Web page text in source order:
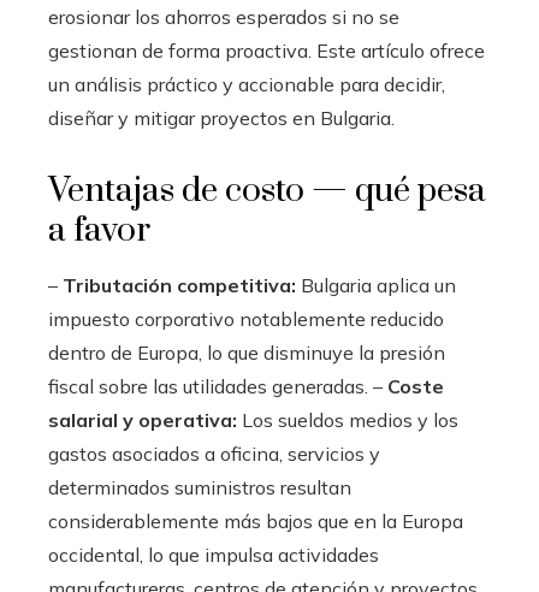
erosionar los ahorros esperados si no se
gestionan de forma proactiva. Este artículo ofrece
un análisis práctico y accionable para decidir,
diseñar y mitigar proyectos en Bulgaria.
Ventajas de costo — qué pesa
a favor
– Tributación competitiva: Bulgaria aplica un
impuesto corporativo notablemente reducido
dentro de Europa, lo que disminuye la presión
fiscal sobre las utilidades generadas. – Coste
salarial y operativa: Los sueldos medios y los
gastos asociados a oficina, servicios y
determinados suministros resultan
considerablemente más bajos que en la Europa
occidental, lo que impulsa actividades